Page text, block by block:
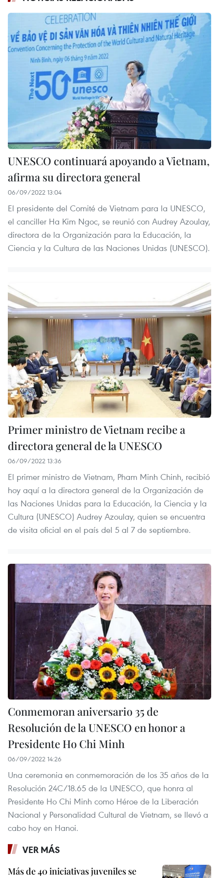
UNESCO continuará apoyando a Vietnam,
afirma su directora general
06/09/2022 13:04
El presidente del Comité de Vietnam para la UNESCO,
el canciller Ha Kim Ngoc, se reunió con Audrey Azoulay,
directora de la Organización para la Educación, la
Ciencia y la Cultura de las Naciones Unidas (UNESCO).
Primer ministro de Vietnam recibe a
directora general de la UNESCO
06/09/2022 13:36
El primer ministro de Vietnam, Pham Minh Chinh, recibió
hoy aquí a la directora general de la Organización de
las Naciones Unidas para la Educación, la Ciencia y la
Cultura (UNESCO) Audrey Azoulay, quien se encuentra
de visita oficial en el país del 5 al 7 de septiembre.
Conmemoran aniversario 35 de
Resolución de la UNESCO en honor a
Presidente Ho Chi Minh
06/09/2022 14:26
Una ceremonia en conmemoración de los 35 años de la
Resolución 24C/18.65 de la UNESCO, que honra al
Presidente Ho Chi Minh como Héroe de la Liberación
Nacional y Personalidad Cultural de Vietnam, se llevó a
cabo hoy en Hanoi.
VER MÁS
Más de 40 iniciativas juveniles se